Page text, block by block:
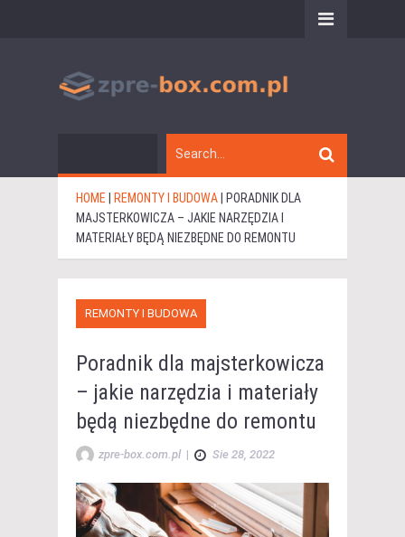
HOME REMONTY I BUDOWA
PORADNIK DLA
MAJSTERKOWICZA – JAKIE NARZĘDZIA I
MATERIAŁY BĘDĄ NIEZBĘDNE DO REMONTU
REMONTY I BUDOWA
Poradnik dla majsterkowicza
– jakie narzędzia i materiały
będą niezbędne do remontu
zpre-box.com.pl | Sie 28, 2022